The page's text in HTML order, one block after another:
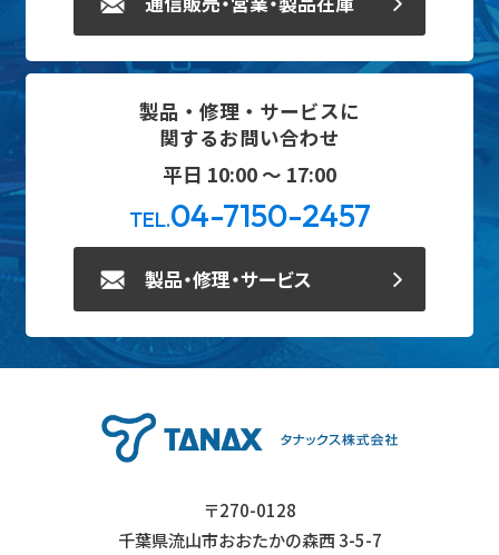
製品・修理・サービスに
関するお問い合わせ
平日 10:00 ～ 17:00
TEL.04-7150-2457
製品・修理・サービス
〒270-0128
千葉県流山市おおたかの森西 3-5-7